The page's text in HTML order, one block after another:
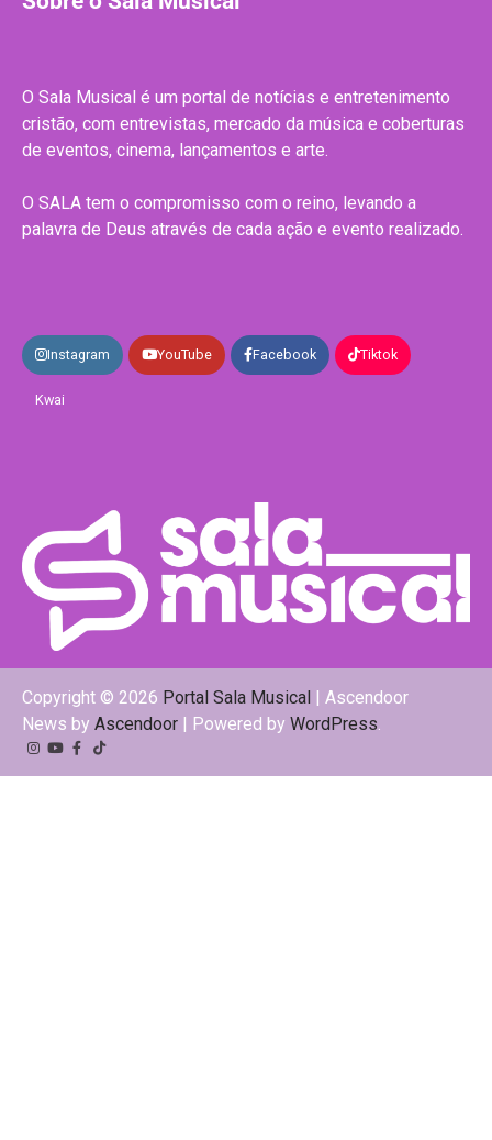
O Sala Musical é um portal de notícias e entretenimento
cristão, com entrevistas, mercado da música e coberturas
de eventos, cinema, lançamentos e arte.
O SALA tem o compromisso com o reino, levando a
palavra de Deus através de cada ação e evento realizado.
Instagram YouTube Facebook Tiktok
Kwai
Copyright © 2026 Portal Sala Musical
| Ascendoor
News by Ascendoor | Powered by WordPress.
Instagram
YouTube
Facebook
Tiktok